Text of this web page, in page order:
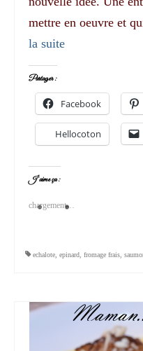
mettre en oeuvre et
la suite­­
Partager :
Facebook
Hellocoton
J’aime ça :
chargement…
echalote epinard fromage frais